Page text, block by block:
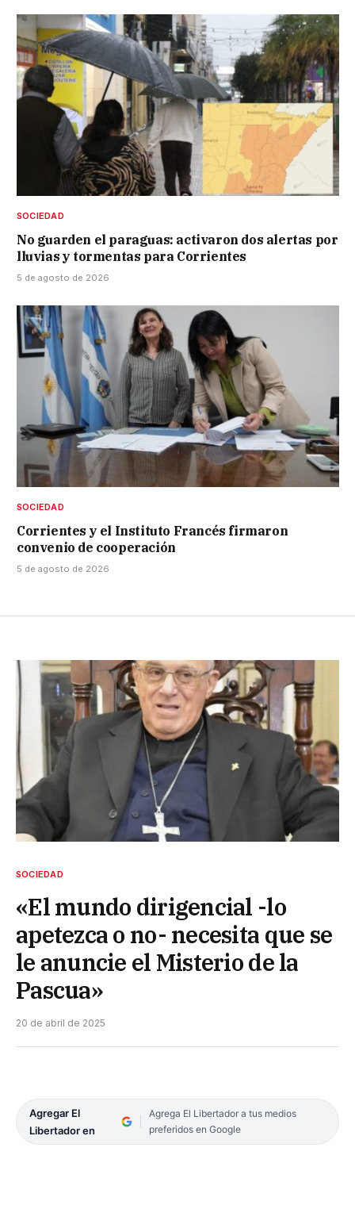
SOCIEDAD
No guarden el paraguas: activaron dos alertas por
lluvias y tormentas para Corrientes
5 de agosto de 2026
SOCIEDAD
Corrientes y el Instituto Francés firmaron
convenio de cooperación
5 de agosto de 2026
SOCIEDAD
«El mundo dirigencial -lo
apetezca o no- necesita que se
le anuncie el Misterio de la
Pascua»
20 de abril de 2025
Agregar El
Libertador en
Agrega El Libertador a tus medios
preferidos en Google